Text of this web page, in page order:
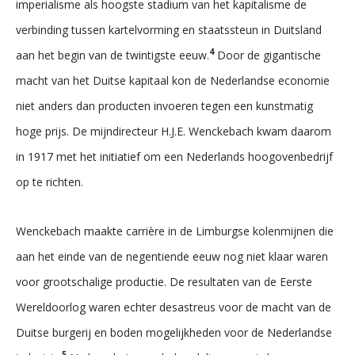
imperialisme als hoogste stadium van het kapitalisme de
verbinding tussen kartelvorming en staatssteun in Duitsland
aan het begin van de twintigste eeuw.4Door de gigantische
macht van het Duitse kapitaal kon de Nederlandse economie
niet anders dan producten invoeren tegen een kunstmatig
hoge prijs. De mijndirecteur H.J.E. Wenckebach kwam daarom
in 1917 met het initiatief om een Nederlands hoogovenbedrijf
op te richten.
Wenckebach maakte carrière in de Limburgse kolenmijnen die
aan het einde van de negentiende eeuw nog niet klaar waren
voor grootschalige productie. De resultaten van de Eerste
Wereldoorlog waren echter desastreus voor de macht van de
Duitse burgerij en boden mogelijkheden voor de Nederlandse